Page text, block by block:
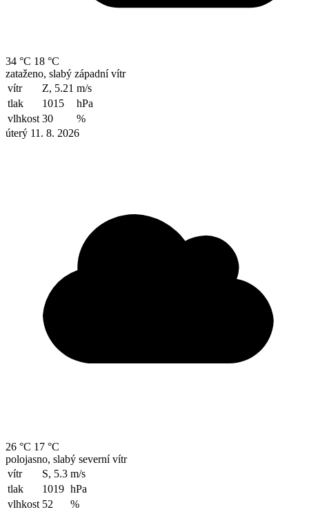
34 °C 18 °C
zataženo, slabý západní vítr
vítr
Z, 5.21 m/s
tlak
1015
hPa
vlhkost 30
%
úterý 11. 8. 2026
26 °C 17 °C
polojasno, slabý severní vítr
vítr
S, 5.3 m/s
tlak
1019 hPa
vlhkost 52 %